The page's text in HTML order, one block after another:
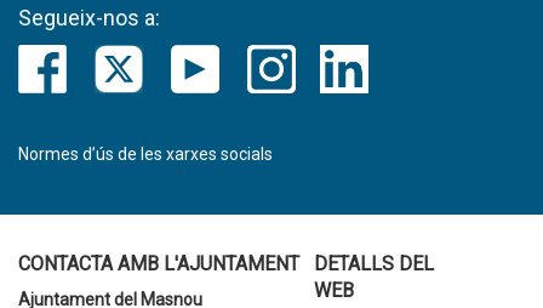
Segueix-nos a:
Normes d’ús de les xarxes socials
CONTACTA AMB L'AJUNTAMENT
Ajuntament del Masnou
DETALLS DEL
WEB